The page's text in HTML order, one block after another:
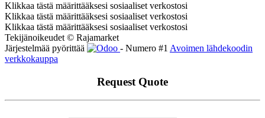
Klikkaa tästä määrittääksesi sosiaaliset verkostosi
Klikkaa tästä määrittääksesi sosiaaliset verkostosi
Klikkaa tästä määrittääksesi sosiaaliset verkostosi
Tekijänoikeudet © Rajamarket
Järjestelmää pyörittää
- Numero #1 Avoimen lähdekoodin
verkkokauppa
Request Quote